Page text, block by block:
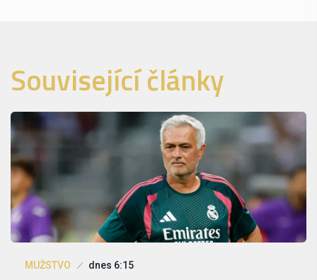
Související články
MUŽSTVO dnes 6:15